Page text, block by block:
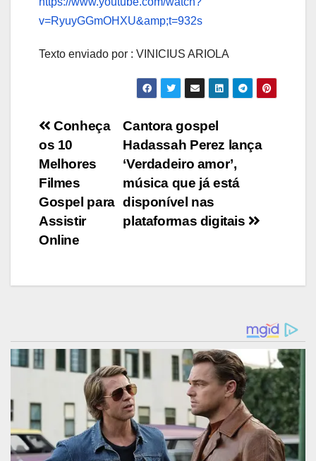
v=RyuyGGmOHXU&amp;t=932s
Texto enviado por : VINICIUS ARIOLA
Navegação
de
Post
Cantora gospel
Hadassah Perez lança
‘Verdadeiro amor’,
música que já está
disponível nas
plataformas digitais
Conheça
os 10
Melhores
Filmes
Gospel para
Assistir
Online